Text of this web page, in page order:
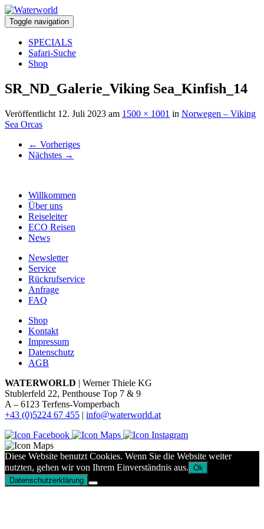
Toggle navigation
SPECIALS
Safari-Suche
Shop
SR_ND_Galerie_Viking Sea_Kinfish_14
Veröffentlicht 12. Juli 2023 am 1500 × 1001 in Norwegen – Viking
Sea Orcas
← Vorheriges
Nächstes →
Willkommen
Über uns
Reiseleiter
ECO Reisen
News
Newsletter
Service
Rückrufservice
Anfrage
FAQ
Shop
Kontakt
Impressum
Datenschutz
AGB
WATERWORLD | Werner Thiele KG
Stublerfeld 22, Penthouse Top 7 & 9
A – 6123 Terfens-Vomperbach
+43 (0)5224 67 455 | info@waterworld.at
Diese Website benutzt Cookies. Wenn Sie die Website weiter
nutzten, gehen wir von Ihrem Einverständnis aus. Ok
Datenschutzerklärung